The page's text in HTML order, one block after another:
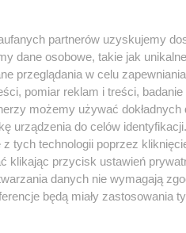
partnerów uzyskujemy
dane osobowe, takie jak
przeglądania w celu zapewniania
pomiar reklam i treści, badanie
możemy używać dokładnych
urządzenia do celów
tych technologii poprzez
klikając przycisk ustawień
danych nie wymagają
będą miały zastosowania